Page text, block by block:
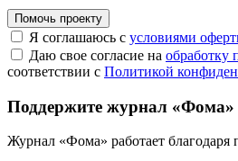
Помочь проекту
Я соглашаюсь с условиями
Даю свое согласие на обработку
соответствии с Политикой
Поддержите журнал «Фома»
Журнал «Фома» работает благодаря